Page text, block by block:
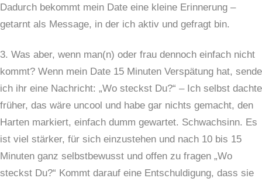
Dadurch bekommt mein Date eine kleine Erinnerung –
getarnt als Message, in der ich aktiv und gefragt bin.
3. Was aber, wenn man(n) oder frau dennoch einfach nicht
kommt? Wenn mein Date 15 Minuten Verspätung hat, sende
ich ihr eine Nachricht: „Wo steckst Du?“ – Ich selbst dachte
früher, das wäre uncool und habe gar nichts gemacht, den
Harten markiert, einfach dumm gewartet. Schwachsinn. Es
ist viel stärker, für sich einzustehen und nach 10 bis 15
Minuten ganz selbstbewusst und offen zu fragen „Wo
steckst Du?“ Kommt darauf eine Entschuldigung, dass sie